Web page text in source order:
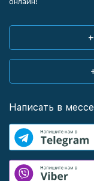
Написать в